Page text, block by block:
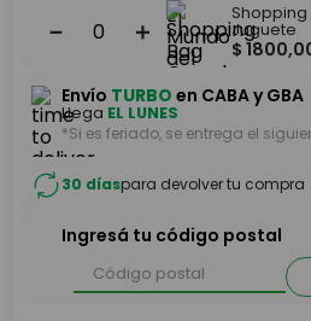
＋
－
Shopping
Juguete
$ 1800,
Envío TURBO en CABA y GBA
Llega EL LUNES
*Si es feriado, se entrega el
30 díaspara devolver tu compra
Ingresá tu código postal